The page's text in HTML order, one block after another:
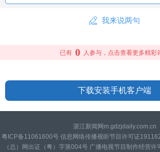
我来说两句
已有 0 人参与，点击查看更多精彩
下载安装手机客户端
湛江新闻网m.gdzjdaily.com.cn
粤ICP备11061600号 信息网络传播视听节目许可证
（总）网出证（粤）字第004号 广播电视节目制作经营